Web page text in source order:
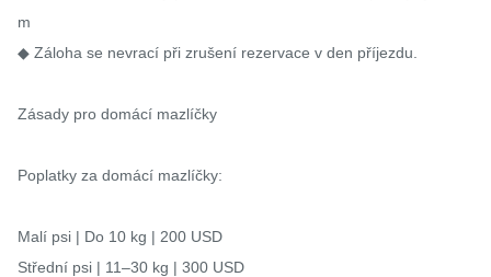
m
◆ Záloha se nevrací při zrušení rezervace v den příjezdu.
Zásady pro domácí mazlíčky
Poplatky za domácí mazlíčky:
Malí psi | Do 10 kg | 200 USD
Střední psi | 11–30 kg | 300 USD